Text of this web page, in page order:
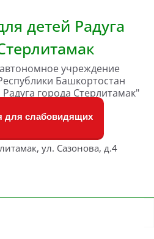
детей Радуга
учреждение
Башкортостан
города Стерлитамак"
для слабовидящих
ул. Сазонова, д.4